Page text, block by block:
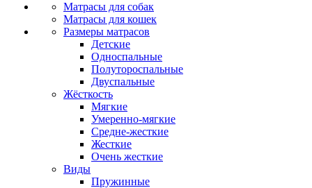
Матрасы для собак
Матрасы для кошек
Размеры матрасов
Детские
Односпальные
Полутороспальные
Двуспальные
Жёсткость
Мягкие
Умеренно-мягкие
Средне-жесткие
Жесткие
Очень жесткие
Виды
Пружинные